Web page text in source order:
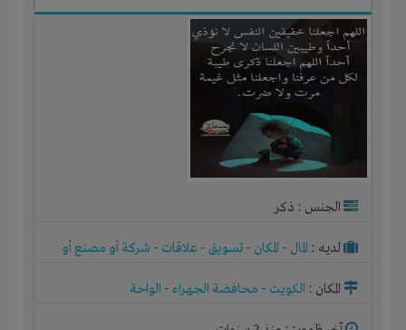
الجنس : ذكر
لديـه : المال - المكان - تسويق - علاقات - شركة أو مصنع أو
المكان : الكويت - محافضة الجهراء- الواحة